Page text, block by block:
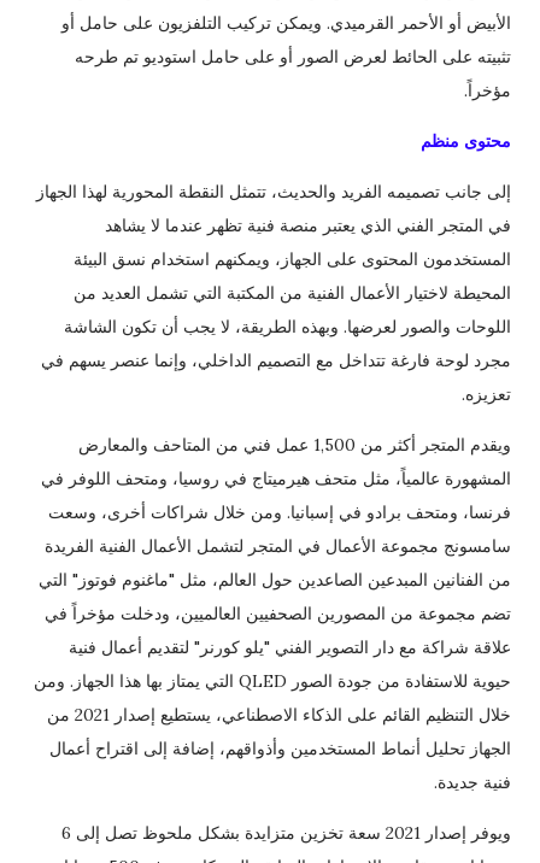
الأبيض أو الأحمر القرميدي. ويمكن تركيب التلفزيون على حامل أو
تثبيته على الحائط لعرض الصور أو على حامل استوديو تم طرحه
مؤخراً.
محتوى منظم
إلى جانب تصميمه الفريد والحديث، تتمثل النقطة المحورية لهذا الجهاز
في المتجر الفني الذي يعتبر منصة فنية تظهر عندما لا يشاهد
المستخدمون المحتوى على الجهاز، ويمكنهم استخدام نسق البيئة
المحيطة لاختيار الأعمال الفنية من المكتبة التي تشمل العديد من
اللوحات والصور لعرضها. وبهذه الطريقة، لا يجب أن تكون الشاشة
مجرد لوحة فارغة تتداخل مع التصميم الداخلي، وإنما عنصر يسهم في
تعزيزه.
ويقدم المتجر أكثر من 1,500 عمل فني من المتاحف والمعارض
المشهورة عالمياً، مثل متحف هيرميتاج في روسيا، ومتحف اللوفر في
فرنسا، ومتحف برادو في إسبانيا. ومن خلال شراكات أخرى، وسعت
سامسونج مجموعة الأعمال في المتجر لتشمل الأعمال الفنية الفريدة
من الفنانين المبدعين الصاعدين حول العالم، مثل "ماغنوم فوتوز" التي
تضم مجموعة من المصورين الصحفيين العالميين، ودخلت مؤخراً في
علاقة شراكة مع دار التصوير الفني "يلو كورنر" لتقديم أعمال فنية
حيوية للاستفادة من جودة الصور QLED التي يمتاز بها هذا الجهاز. ومن
خلال التنظيم القائم على الذكاء الاصطناعي، يستطيع إصدار 2021 من
الجهاز تحليل أنماط المستخدمين وأذواقهم، إضافة إلى اقتراح أعمال
فنية جديدة.
ويوفر إصدار 2021 سعة تخزين متزايدة بشكل ملحوظ تصل إلى 6